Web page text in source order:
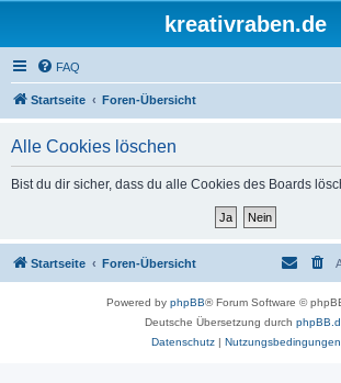
kreativraben.de
FAQ
Startseite Foren-Übersicht
Alle Cookies löschen
Bist du dir sicher, dass du alle Cookies des Boards
Startseite Foren-Übersicht
Powered by phpBB® Forum Software ©
Deutsche Übersetzung durch
Datenschutz| Nutzungsbedingungen